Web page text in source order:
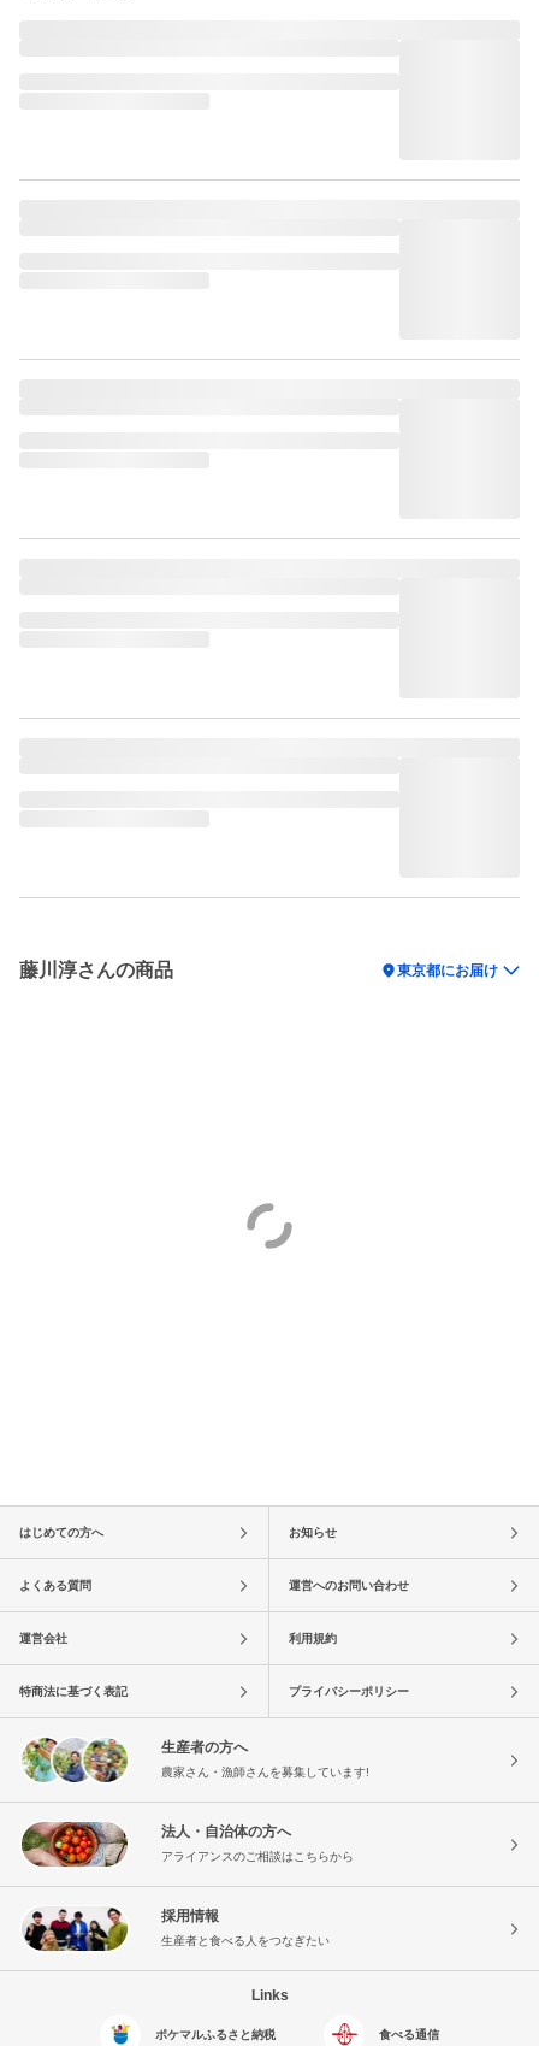
藤川淳さんの商品 location_on東京都にお届け
はじめての方へ お知らせ
よくある質問 運営へのお問い合わせ
運営会社 利用規約
特商法に基づく表記 プライバシーポリシー
生産者の方へ
農家さん・漁師さんを募集しています!
法人・自治体の方へ
アライアンスのご相談はこちらから
採用情報
生産者と食べる人をつなぎたい
Links
ポケマルふるさと納税 食べる通信